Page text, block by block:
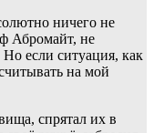
ничего не
Абромайт, не
если ситуация, как
на мой
спрятал их в